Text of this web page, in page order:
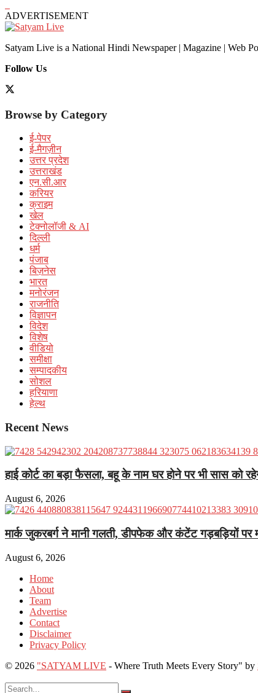
ADVERTISEMENT
Satyam Live is a National Hindi Newspaper | Magazine | Web
Follow Us
Browse by Category
ई-पेपर
ई-मैगज़ीन
उत्तर प्रदेश
उत्तराखंड
एन.सी.आर
करियर
क्राइम
खेल
टेक्नोलॉजी & AI
दिल्ली
धर्म
पंजाब
बिज़नेस
भारत
मनोरंजन
राजनीति
विज्ञापन
विदेश
विशेष
वीडियो
समीक्षा
सम्पादकीय
सोशल
हरियाणा
हेल्थ
Recent News
हाई कोर्ट का बड़ा फैसला, बहू के नाम घर होने पर भी सास को
August 6, 2026
मार्क जुकरबर्ग ने मानी गलती, डीपफेक और कंटेंट गड़बड़ियों पर
August 6, 2026
Home
About
Team
Advertise
Contact
Disclaimer
Privacy Policy
© 2026 "SATYAM LIVE - Where Truth Meets Every Story" by